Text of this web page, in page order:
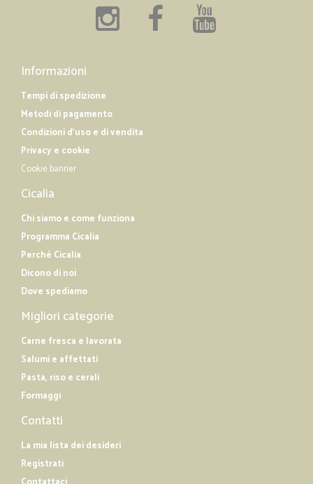
Informazioni
Tempi di spedizione
Metodi di pagamento
Condizioni d'uso e di vendita
Privacy e cookie
Cookie banner
Cicalia
Chi siamo e come funziona
Programma Cicalia
Perché Cicalia
Dicono di noi
Dove spediamo
Migliori categorie
Carne fresca e lavorata
Salumi e affettati
Pasta, riso e cerali
Formaggi
Contatti
La mia lista dei desideri
Registrati